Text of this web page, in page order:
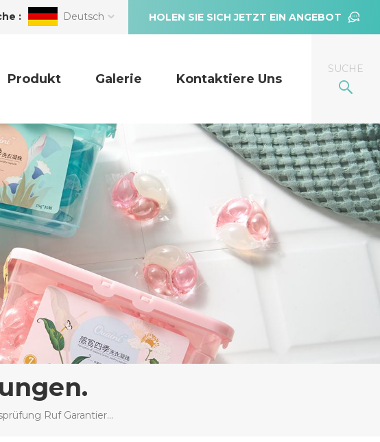
HOLEN SIE SICH JETZT EIN ANGEBOT
: Deutsch
SUCHE
Produkt Galerie Kontaktiere Uns
Nationale Qualitätsprüfung Ruf Garantieren Produkte